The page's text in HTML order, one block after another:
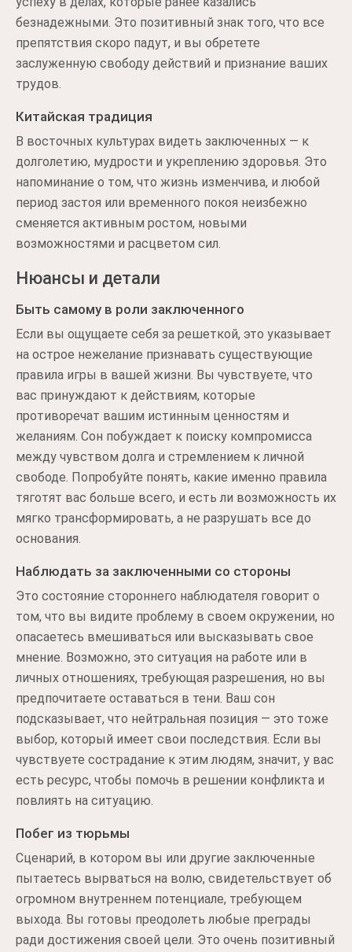
безнадежными. Это позитивный знак того, что все
препятствия скоро падут, и вы обретете
заслуженную свободу действий и признание ваших
трудов.
Китайская традиция
В восточных культурах видеть заключенных — к
долголетию, мудрости и укреплению здоровья. Это
напоминание о том, что жизнь изменчива, и любой
период застоя или временного покоя неизбежно
сменяется активным ростом, новыми
возможностями и расцветом сил.
Нюансы и детали
Быть самому в роли заключенного
Если вы ощущаете себя за решеткой, это указывает
на острое нежелание признавать существующие
правила игры в вашей жизни. Вы чувствуете, что
вас принуждают к действиям, которые
противоречат вашим истинным ценностям и
желаниям. Сон побуждает к поиску компромисса
между чувством долга и стремлением к личной
свободе. Попробуйте понять, какие именно правила
тяготят вас больше всего, и есть ли возможность их
мягко трансформировать, а не разрушать все до
основания.
Наблюдать за заключенными со стороны
Это состояние стороннего наблюдателя говорит о
том, что вы видите проблему в своем окружении, но
опасаетесь вмешиваться или высказывать свое
мнение. Возможно, это ситуация на работе или в
личных отношениях, требующая разрешения, но вы
предпочитаете оставаться в тени. Ваш сон
подсказывает, что нейтральная позиция — это тоже
выбор, который имеет свои последствия. Если вы
чувствуете сострадание к этим людям, значит, у вас
есть ресурс, чтобы помочь в решении конфликта и
повлиять на ситуацию.
Побег из тюрьмы
Сценарий, в котором вы или другие заключенные
пытаетесь вырваться на волю, свидетельствует об
огромном внутреннем потенциале, требующем
выхода. Вы готовы преодолеть любые преграды
ради достижения своей цели. Это очень позитивный